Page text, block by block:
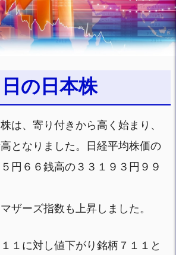
の日本株
は、寄り付きから高く始まり、
となりました。日経平均株価の
円６６銭高の３３１９３円９９
ザーズ指数も上昇しました。
１に対し値下がり銘柄７１１と